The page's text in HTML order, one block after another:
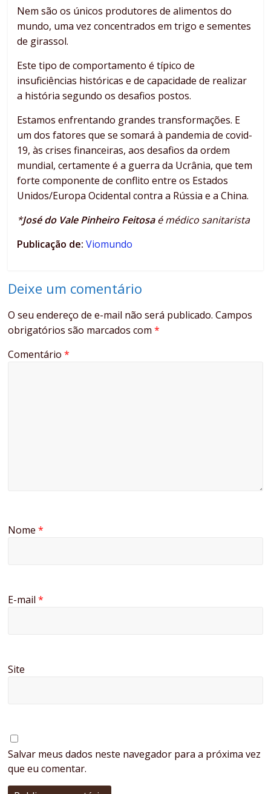
Nem são os únicos produtores de alimentos do
mundo, uma vez concentrados em trigo e sementes
de girassol.
Este tipo de comportamento é típico de
insuficiências históricas e de capacidade de realizar
a história segundo os desafios postos.
Estamos enfrentando grandes transformações. E
um dos fatores que se somará à pandemia de covid-
19, às crises financeiras, aos desafios da ordem
mundial, certamente é a guerra da Ucrânia, que tem
forte componente de conflito entre os Estados
Unidos/Europa Ocidental contra a Rússia e a China.
*José do Vale Pinheiro Feitosaé médico sanitarista
Publicação de:Viomundo
Deixe um comentário
O seu endereço de e-mail não será publicado. Campos
obrigatórios são marcados com*
Comentário*
Nome*
E-mail*
Site
Salvar meus dados neste navegador para a próxima vez
que eu comentar.